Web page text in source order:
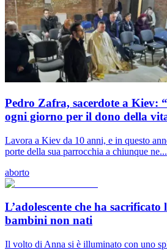
Pedro Zafra, sacerdote a Kiev:
ogni giorno per il dono della
Lavora a Kiev da 10 anni, e in questo
porte della sua parrocchia a chiunque ne...
aborto
L’adolescente che ha
bambini non nati
Il volto di Anna si è illuminato con uno